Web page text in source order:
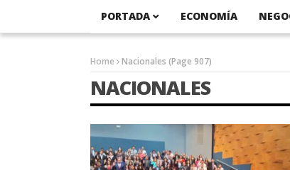
PORTADA ECONOMÍA
Home Nacionales (Page 907)
NACIONALES